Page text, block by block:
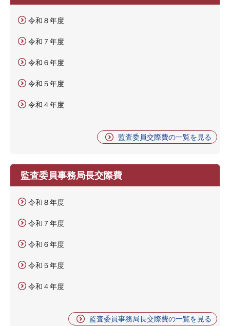
令和８年度
令和７年度
令和６年度
令和５年度
令和４年度
監査委員交際費の一覧を見る
監査委員事務局長交際費
令和８年度
令和７年度
令和６年度
令和５年度
令和４年度
監査委員事務局長交際費の一覧を見る